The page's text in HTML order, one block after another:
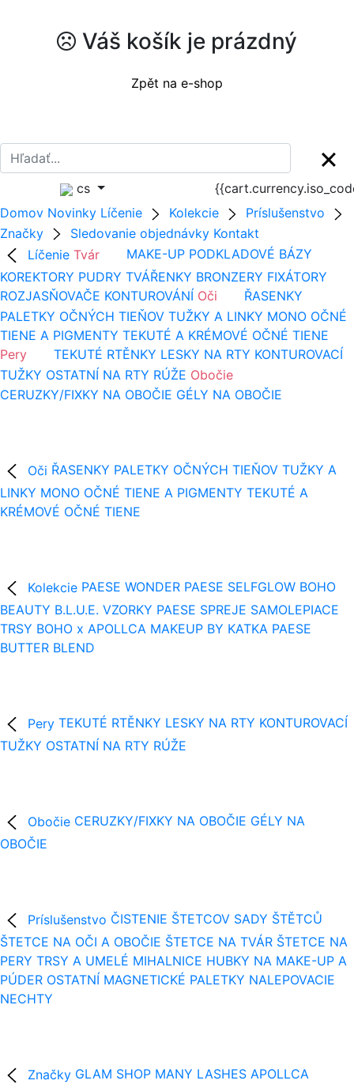
Váš košík je prázdný
Zpět na e-shop
cs
Domov Novinky Líčenie Kolekcie
Príslušenstvo
Značky
Sledovanie objednávky Kontakt
Líčenie Tvár MAKE-UP PODKLADOVÉ BÁZY
KOREKTORY PUDRY TVÁŘENKY BRONZERY FIXÁTORY
ROZJASŇOVAČE KONTUROVÁNÍ Oči
ŘASENKY
PALETKY OČNÝCH TIEŇOV TUŽKY A LINKY MONO OČNÉ
TIENE A PIGMENTY TEKUTÉ A KRÉMOVÉ OČNÉ TIENE
Pery
TEKUTÉ RTĚNKY LESKY NA RTY KONTUROVACÍ
TUŽKY OSTATNÍ NA RTY RÚŽE Obočie
CERUZKY/FIXKY NA OBOČIE GÉLY NA OBOČIE
Oči ŘASENKY PALETKY OČNÝCH TIEŇOV TUŽKY A
LINKY MONO OČNÉ TIENE A PIGMENTY TEKUTÉ A
KRÉMOVÉ OČNÉ TIENE
Kolekcie PAESE WONDER PAESE SELFGLOW BOHO
BEAUTY B.L.U.E. VZORKY PAESE SPREJE SAMOLEPIACE
TRSY BOHO x APOLLCA MAKEUP BY KATKA PAESE
BUTTER BLEND
Pery TEKUTÉ RTĚNKY LESKY NA RTY KONTUROVACÍ
TUŽKY OSTATNÍ NA RTY RÚŽE
Obočie CERUZKY/FIXKY NA OBOČIE GÉLY NA
OBOČIE
Príslušenstvo ČISTENIE ŠTETCOV SADY ŠTĚTCŮ
ŠTETCE NA OČI A OBOČIE ŠTETCE NA TVÁR ŠTETCE NA
PERY TRSY A UMELÉ MIHALNICE HUBKY NA MAKE-UP A
PÚDER OSTATNÍ MAGNETICKÉ PALETKY NALEPOVACIE
NECHTY
Značky GLAM SHOP MANY LASHES APOLLCA